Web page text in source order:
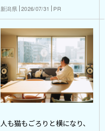
新潟県 2026/07/31 PR
人も猫もごろりと横になり、